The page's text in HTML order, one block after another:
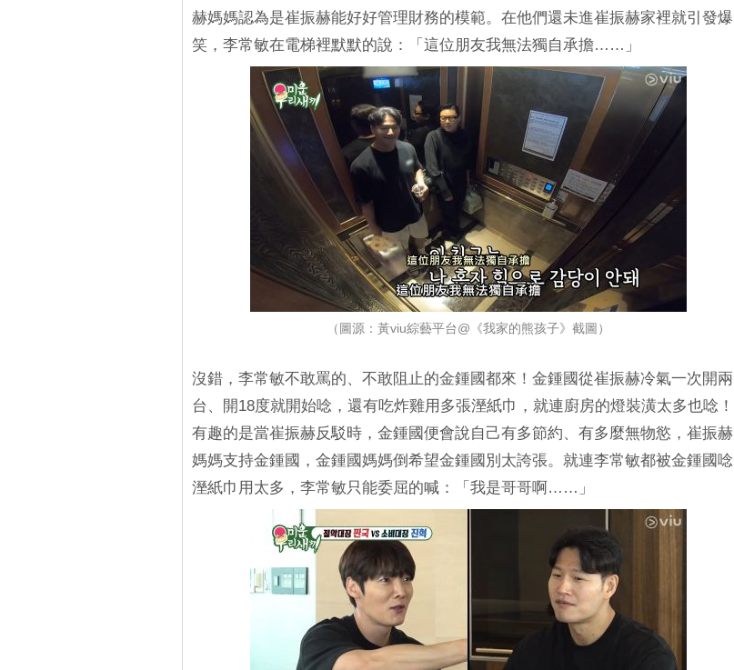
赫媽媽認為是崔振赫能好好管理財務的模範。在他們還未進崔振赫家裡就引發爆
笑，李常敏在電梯裡默默的說：「這位朋友我無法獨自承擔……」
（圖源：黃viu綜藝平台@《我家的熊孩子》截圖）
沒錯，李常敏不敢罵的、不敢阻止的金鍾國都來！金鍾國從崔振赫冷氣一次開兩
台、開18度就開始唸，還有吃炸雞用多張溼紙巾，就連廚房的燈裝潢太多也唸！
有趣的是當崔振赫反駁時，金鍾國便會說自己有多節約、有多麼無物慾，崔振赫
媽媽支持金鍾國，金鍾國媽媽倒希望金鍾國別太誇張。就連李常敏都被金鍾國唸
溼紙巾用太多，李常敏只能委屈的喊：「我是哥哥啊……」